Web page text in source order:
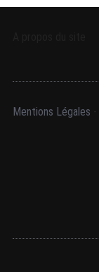
Mentions Légales